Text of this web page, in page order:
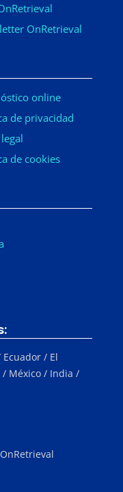
OnRetrieval
online
de privacidad
de cookies
/ El
/ México / India /